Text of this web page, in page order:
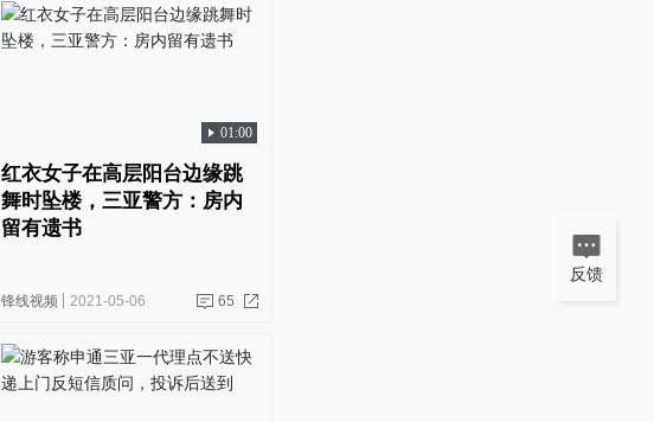
01:00
红衣女子在高层阳台边缘跳
舞时坠楼，三亚警方：房内
留有遗书
锋线视频 2021-05-06 65
反馈